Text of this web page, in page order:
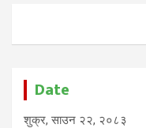
Date
शुक्र, साउन २२, २०८३